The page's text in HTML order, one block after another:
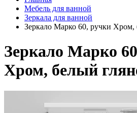
Мебель для ванной
Зеркала для ванной
Зеркало Марко 60, ручки Хром,
Зеркало Марко
Хром, белый